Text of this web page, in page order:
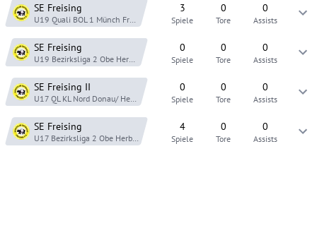
SE Freising
U19 Quali BOL 1 Münch Frühjahr 22
3
Spiele
0
Tore
0
Assists
SE Freising
U19 Bezirksliga 2 Obe Herbst 21
0
Spiele
0
Tore
0
Assists
SE Freising II
U17 QL KL Nord Donau/ Herbst 20
0
Spiele
0
Tore
0
Assists
SE Freising
U17 Bezirksliga 2 Obe Herbst 20
4
Spiele
0
Tore
0
Assists